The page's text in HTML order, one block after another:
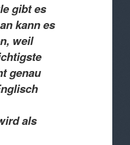
gibt es
kann es
weil
genau
als